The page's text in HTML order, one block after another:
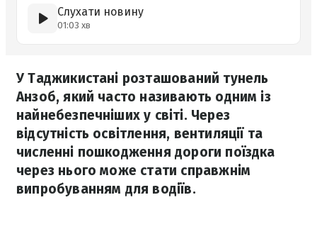
Слухати новину
01:03 хв
У Таджикистані розташований тунель
Анзоб, який часто називають одним із
найнебезпечніших у світі. Через
відсутність освітлення, вентиляції та
численні пошкодження дороги поїздка
через нього може стати справжнім
випробуванням для водіїв.